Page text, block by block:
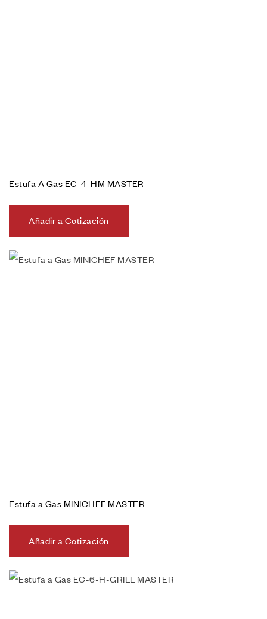
Estufa A Gas EC-4-HM MASTER
Añadir a Cotización
Estufa a Gas MINICHEF MASTER
Añadir a Cotización